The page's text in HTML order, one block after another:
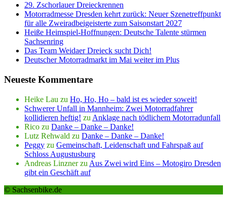
29. Zschorlauer Dreieckrennen
Motorradmesse Dresden kehrt zurück: Neuer Szenetreffpunkt
für alle Zweiradbeigeisterte zum Saisonstart 2027
Heiße Heimspiel-Hoffnungen: Deutsche Talente stürmen
Sachsenring
Das Team Weidaer Dreieck sucht Dich!
Deutscher Motorradmarkt im Mai weiter im Plus
Neueste Kommentare
Heike Lau zu Ho, Ho, Ho – bald ist es wieder soweit!
Schwerer Unfall in Mannheim: Zwei Motorradfahrer
kollidieren heftig! zu Anklage nach tödlichem Motorradunfall
Rico zu Danke – Danke – Danke!
Lutz Rehwald zu Danke – Danke – Danke!
Peggy zu Gemeinschaft, Leidenschaft und Fahrspaß auf
Schloss Augustusburg
Andreas Linznerzu Aus Zwei wird Eins – Motogiro Dresden
gibt ein Geschäft auf
© Sachsenbike.de